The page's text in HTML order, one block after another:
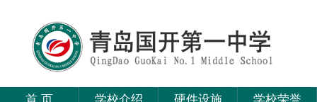
首 页 学校介绍 硬件设施
学校荣誉